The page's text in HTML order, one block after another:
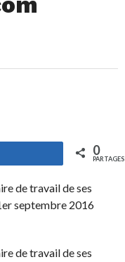
0
PARTAGES
de travail de ses
septembre 2016
de travail de ses